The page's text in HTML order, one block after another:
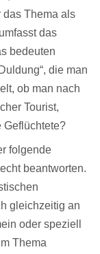
das Thema als
das
bedeuten
die man
ob man nach
Tourist,
Geflüchtete?
folgende
beantworten.
gleichzeitig an
oder speziell
Thema